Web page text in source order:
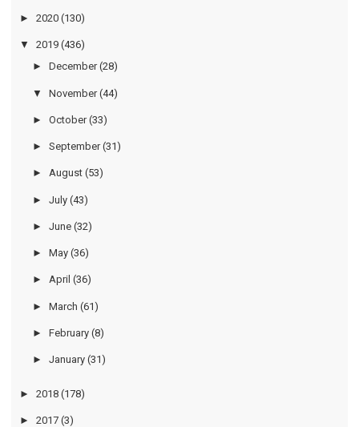
► 2020 (130)
▼ 2019 (436)
► December (28)
▼ November (44)
► October (33)
► September (31)
► August (53)
► July (43)
► June (32)
► May (36)
► April (36)
► March (61)
► February (8)
► January (31)
► 2018 (178)
► 2017 (3)